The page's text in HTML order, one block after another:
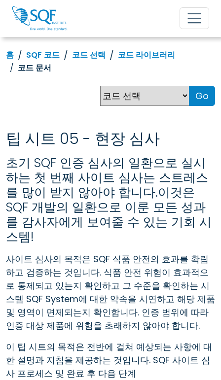
홈 SQF 코드 코드 선택
코드 라이브러리
코드 문서
Go
팁 시트 05 - 현장 심사
초기 SQF 인증 심사의 일환으로 실시
하는 첫 번째 사이트 심사는 스트레스
를 많이 받지 않아야 합니다.이것은
SQF 개발의 일환으로 이룬 모든 성과
를 감사자에게 보여줄 수 있는 기회 시
스템!
사이트 심사의 목적은 SQF 식품 안전의 효과를 확립
하고 검증하는 것입니다. 식품 안전 위험이 효과적으
로 통제되고 있는지 확인하고 그 수준을 확인하는 시
스템 SQF System에 대한 약속을 시연하고 해당 제품
및 영역이 면제되는지 확인합니다. 인증 범위에 따라
인증 대상 제품에 위험을 초래하지 않아야 합니다.
이 팁 시트의 목적은 전반에 걸쳐 예상되는 사항에 대
한 설명과 지침을 제공하는 것입니다. SQF 사이트 심
사 프로세스 및 완료 후 다음 단계